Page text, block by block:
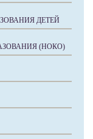
ДЕТЕЙ
(НОКО)